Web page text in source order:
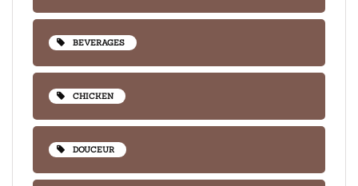
BEVERAGES
CHICKEN
DOUCEUR